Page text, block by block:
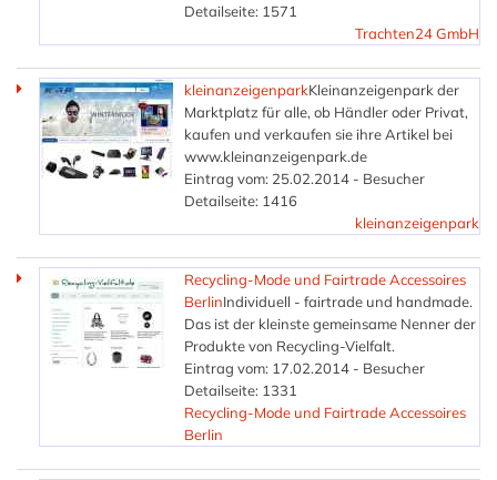
Detailseite: 1571
Trachten24 GmbH
kleinanzeigenparkKleinanzeigenpark der
Marktplatz für alle, ob Händler oder Privat,
kaufen und verkaufen sie ihre Artikel bei
www.kleinanzeigenpark.de
Eintrag vom: 25.02.2014 - Besucher
Detailseite: 1416
kleinanzeigenpark
Recycling-Mode und Fairtrade Accessoires
BerlinIndividuell - fairtrade und handmade.
Das ist der kleinste gemeinsame Nenner der
Produkte von Recycling-Vielfalt.
Eintrag vom: 17.02.2014 - Besucher
Detailseite: 1331
Recycling-Mode und Fairtrade Accessoires
Berlin